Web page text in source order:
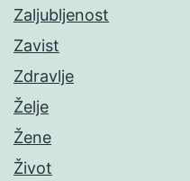
Zaljubljenost
Zavist
Zdravlje
Želje
Žene
Život